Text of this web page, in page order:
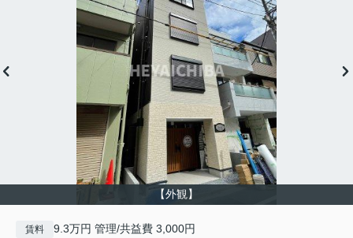
【外観】
賃料 9.3万円 管理/共益費 3,000円